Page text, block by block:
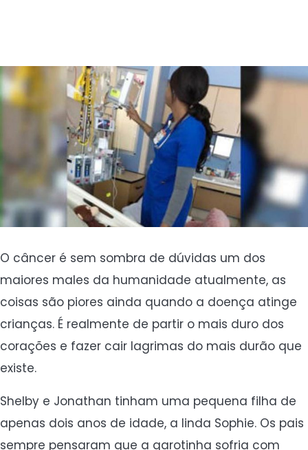
O câncer é sem sombra de dúvidas um dos
maiores males da humanidade atualmente, as
coisas são piores ainda quando a doença atinge
crianças. É realmente de partir o mais duro dos
corações e fazer cair lagrimas do mais durão que
existe.
Shelby e Jonathan tinham uma pequena filha de
apenas dois anos de idade, a linda Sophie. Os pais
sempre pensaram que a garotinha sofria com